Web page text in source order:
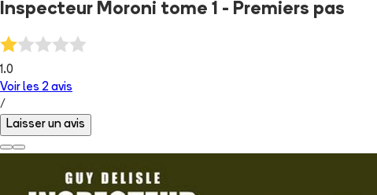
Inspecteur Moroni tome 1 - Premiers pas
1.0
Voir les 2 avis
/
Laisser un avis